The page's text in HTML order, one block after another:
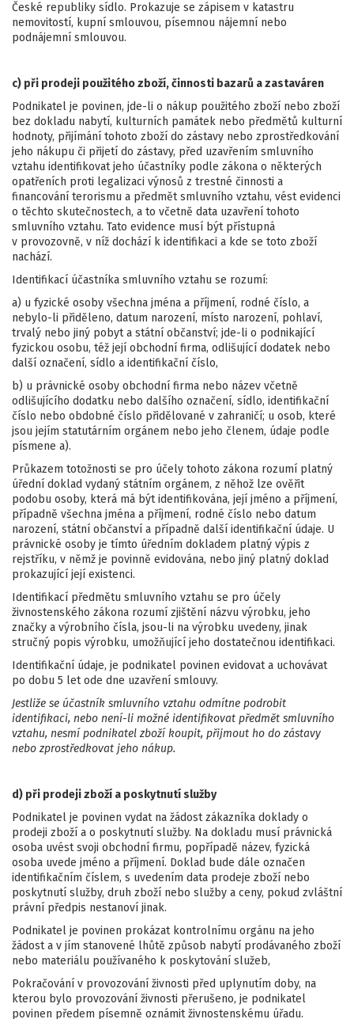
České republiky sídlo. Prokazuje se zápisem v katastru
nemovitostí, kupní smlouvou, písemnou nájemní nebo
podnájemní smlouvou.
c) při prodeji použitého zboží, činnosti bazarů a zastaváren
Podnikatel je povinen, jde-li o nákup použi­tého zboží nebo zboží
bez dokladu nabytí, kulturních památek nebo předmětů kulturní
hodnoty, přijímání tohoto zboží do zástavy nebo zprostředkování
jeho nákupu či přijetí do zástavy, před uzavřením smluv­ního
vztahu identifikovat jeho účastníky podle zákona o některých
opatřeních proti legalizaci výnosů z trestné činnosti a
financování terorismu a předmět smluvního vztahu, vést evidenci
o těchto skutečnos­tech, a to včetně data uzavření tohoto
smluvního vztahu. Tato evidence musí být přístupná
v provozovně, v níž dochází k identifikaci a kde se toto zboží
nachází.
Identifikací účastníka smluvního vztahu se rozumí:
a) u fyzické osoby všechna jména a příjmení, rodné číslo, a
nebylo-li přiděleno, datum narození, místo narození, pohlaví,
trvalý nebo jiný pobyt a státní občanství; jde-li o podnikající
fyzickou osobu, též její obchodní firma, odlišující dodatek nebo
další označení, sídlo a identifikační číslo,
b) u právnické osoby obchodní firma nebo název včetně
odlišujícího dodatku nebo dalšího označení, sídlo, identifikační
číslo nebo obdobné číslo přidělované v zahraničí; u osob, které
jsou jejím statutárním orgánem nebo jeho členem, údaje podle
písmene a).
Průkazem totožnosti se pro účely tohoto zákona rozumí platný
úřední doklad vydaný státním orgánem, z něhož lze ověřit
podobu osoby, která má být identifikována, její jméno a příjmení,
případně všechna jména a příjmení, rodné číslo nebo datum
narození, státní občanství a případně další identifikační údaje. U
právnické osoby je tímto úředním dokladem platný výpis z
rejstříku, v němž je povinně evidována, nebo jiný platný doklad
prokazující její existenci.
Identifikací předmětu smluvního vztahu se pro účely
živnostenského zákona rozumí zjištění názvu vý­robku, jeho
značky a výrobního čísla, jsou-li na vý­robku uvedeny, jinak
stručný popis výrobku, umožňu­jící jeho dostatečnou identifikaci.
Identifikační údaje, je podnikatel povinen evidovat a uchovávat
po dobu 5 let ode dne uzavření smlouvy.
Jestliže se účastník smluvního vztahu odmítne podrobit
identifikaci, nebo není-li možné identifikovat předmět smluvního
vztahu, nesmí podnikatel zboží koupit, přijmout ho do zástavy
nebo zprostředkovat jeho nákup.
d) při prodeji zboží a poskytnutí služby
Podnikatel je povinen vydat na žádost zákazníka doklady o
prodeji zboží a o poskytnutí služby. Na dokladu musí právnická
osoba uvést svoji obchodní firmu, popřípadě název, fyzická
osoba uvede jméno a příjmení. Doklad bude dále označen
identifikačním číslem, s uvedením data prodeje zboží nebo
poskytnutí služby, druh zboží nebo služby a ceny, pokud zvláštní
právní předpis nestanoví jinak.
Podnikatel je povinen prokázat kontrolnímu orgánu na jeho
žádost a v jím stanovené lhůtě způsob nabytí prodávaného zboží
nebo materiálu používaného k poskytování služeb,
Pokračování v provozování živnosti před uplynutím doby, na
kterou bylo provozování živnosti přerušeno, je podnikatel
povinen předem písemně oznámit živnostenskému úřadu.